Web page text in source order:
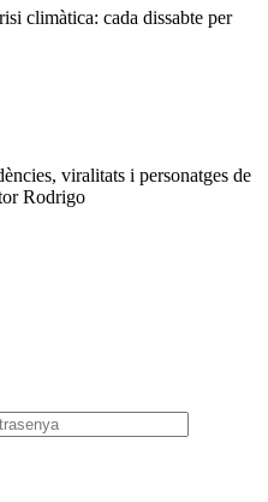
climàtica: cada dissabte per
viralitats i personatges de
Rodrigo